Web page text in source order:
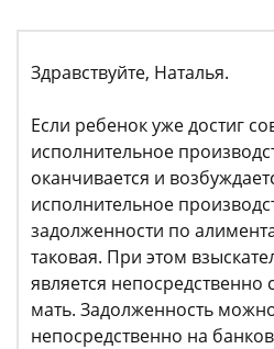
Здравствуйте, Наталья.
Если ребенок уже достиг
исполнительное
оканчивается и
исполнительное
задолженности по
таковая. При этом
является непосредственно
мать. Задолженность
непосредственно на